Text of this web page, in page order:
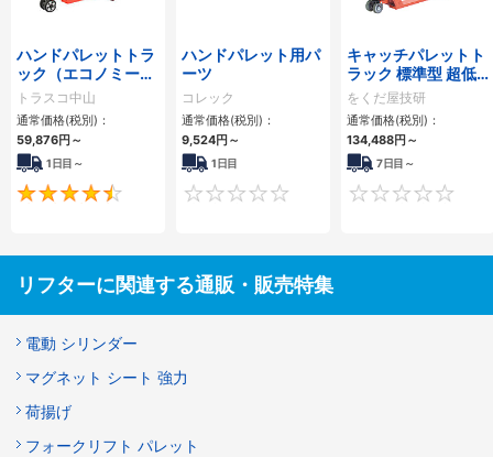
ハンドパレットトラ
ック（エコノミータ
イプ）
トラスコ中山
通常価格(税別)：
59,876円 ～
1日目～
4.7
ハンドパレット用パ
ーツ
コレック
通常価格(税別)：
9,524円 ～
1日目
0
キャッチパレットト
ラック 標準型 超低
床タイプ
をくだ屋技研
通常価格(税別)：
134,488円 ～
7日目～
リフターに関連する通販・販売特集
電動 シリンダー
マグネット シート 強力
荷揚げ
フォークリフト パレット